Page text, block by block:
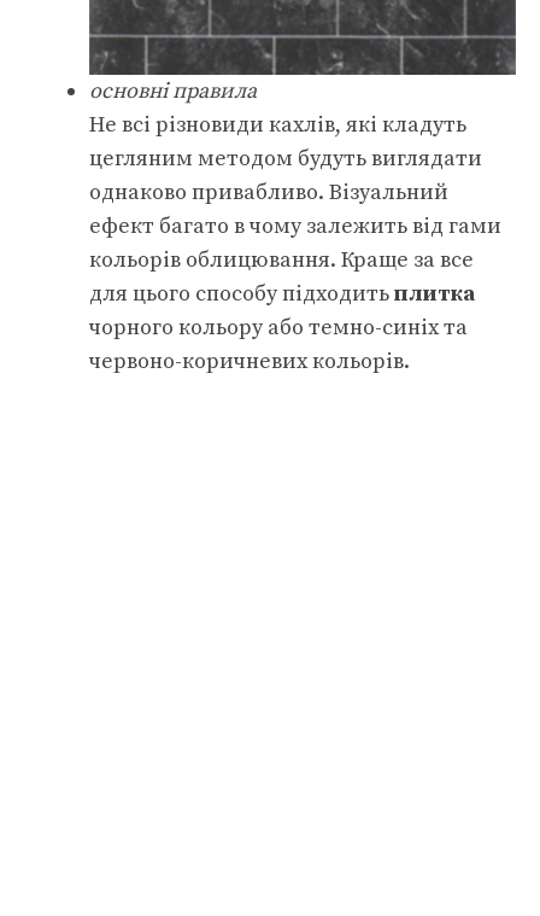
основні правила
Не всі різновиди кахлів, які кладуть
цегляним методом будуть виглядати
однаково привабливо. Візуальний
ефект багато в чому залежить від гами
кольорів облицювання. Краще за все
для цього способу підходитьплитка
чорного кольору або темно-синіх та
червоно-коричневих кольорів.